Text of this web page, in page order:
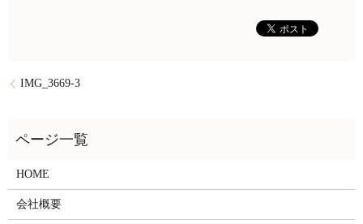
IMG_3669-3
HOME
会社概要